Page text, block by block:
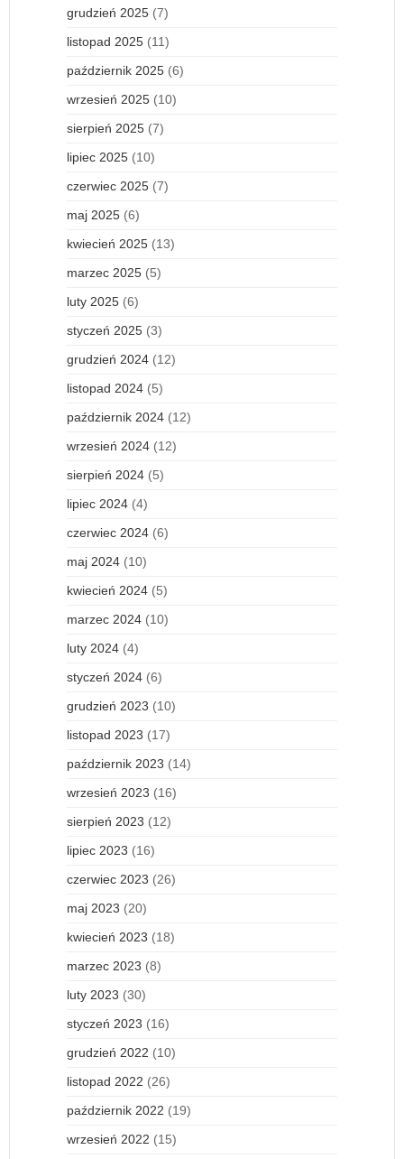
grudzień 2025 (7)
listopad 2025 (11)
październik 2025 (6)
wrzesień 2025 (10)
sierpień 2025 (7)
lipiec 2025 (10)
czerwiec 2025 (7)
maj 2025 (6)
kwiecień 2025 (13)
marzec 2025 (5)
luty 2025 (6)
styczeń 2025 (3)
grudzień 2024 (12)
listopad 2024 (5)
październik 2024 (12)
wrzesień 2024 (12)
sierpień 2024 (5)
lipiec 2024 (4)
czerwiec 2024 (6)
maj 2024 (10)
kwiecień 2024 (5)
marzec 2024 (10)
luty 2024 (4)
styczeń 2024 (6)
grudzień 2023 (10)
listopad 2023 (17)
październik 2023 (14)
wrzesień 2023 (16)
sierpień 2023 (12)
lipiec 2023 (16)
czerwiec 2023 (26)
maj 2023 (20)
kwiecień 2023 (18)
marzec 2023 (8)
luty 2023 (30)
styczeń 2023 (16)
grudzień 2022 (10)
listopad 2022 (26)
październik 2022 (19)
wrzesień 2022 (15)